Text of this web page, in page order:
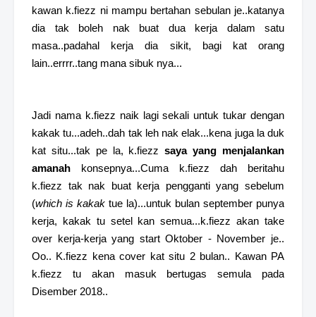
kawan k.fiezz ni mampu bertahan sebulan je..katanya
dia tak boleh nak buat dua kerja dalam satu
masa..padahal kerja dia sikit, bagi kat orang
lain..errrr..tang mana sibuk nya...
Jadi nama k.fiezz naik lagi sekali untuk tukar dengan
kakak tu...adeh..dah tak leh nak elak...kena juga la duk
kat situ...tak pe la, k.fiezzsaya yang menjalankan
amanah
konsepnya...Cuma k.fiezz dah beritahu
k.fiezz tak nak buat kerja pengganti yang sebelum
(which is kakak tue la)...untuk bulan september punya
kerja, kakak tu setel kan semua...k.fiezz akan take
over kerja-kerja yang start Oktober - November je..
Oo.. K.fiezz kena cover kat situ 2 bulan.. Kawan PA
k.fiezz tu akan masuk bertugas semula pada
Disember 2018..